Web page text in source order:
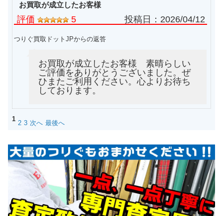
お買取が成立したお客様
評価 5 投稿日： 2026/04/12
つりぐ買取ドットJPからの返答
お買取が成立したお客様 素晴らしい
ご評価をありがとうございました。ぜ
ひまたご利用ください。心よりお待ち
しております。
1
2 3 次へ 最後へ